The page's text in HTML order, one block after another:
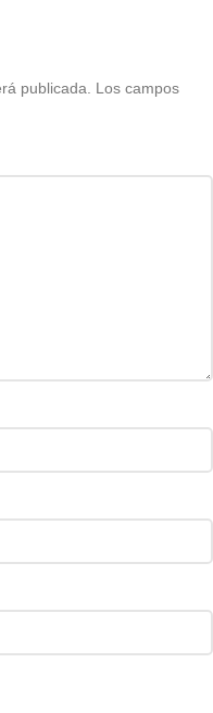
publicada.
Los campos